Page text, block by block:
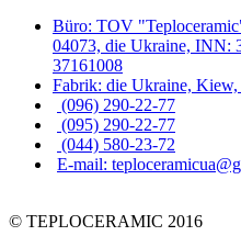
Büro: TOV
04073, die Ukraine, INN:
37161008
Fabrik: die Ukraine,
(096) 290-22-77
(095) 290-22-77
(044) 580-23-72
E-mail:
© TEPLOCERAMIC 2016